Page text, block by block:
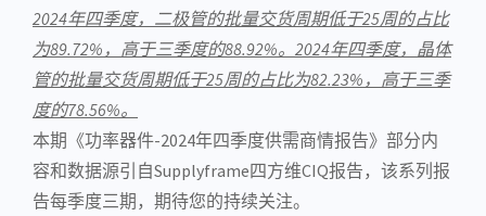
2024年四季度，二极管的批量交货周期低于25周的占比
为89.72%，高于三季度的88.92%。2024年四季度，晶体
管的批量交货周期低于25周的占比为82.23%，高于三季
度的78.56%。
本期《功率器件-2024年四季度供需商情报告》部分内
容和数据源引自Supplyframe四方维CIQ报告，该系列报
告每季度三期，期待您的持续关注。